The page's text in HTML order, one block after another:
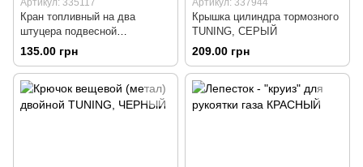
Кран топливный на два
штуцера подвесной
(универсальный)
135.00 грн
Крышка цилиндра тормозного
TUNING, СЕРЫЙ
209.00 грн